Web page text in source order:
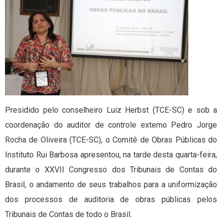
Presidido pelo conselheiro Luiz Herbst (TCE-SC) e sob a
coordenação do auditor de controle externo Pedro Jorge
Rocha de Oliveira (TCE-SC), o Comitê de Obras Públicas do
Instituto Rui Barbosa apresentou, na tarde desta quarta-feira,
durante o XXVII Congresso dos Tribunais de Contas do
Brasil, o andamento de seus trabalhos para a uniformização
dos processos de auditoria de obras públicas pelos
Tribunais de Contas de todo o Brasil.